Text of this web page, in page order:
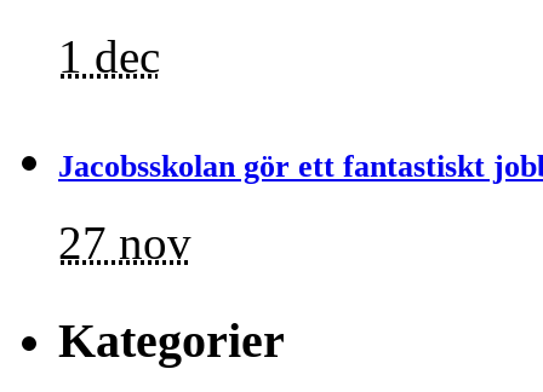
1 dec
Jacobsskolan gör ett fantastiskt
27 nov
Kategorier